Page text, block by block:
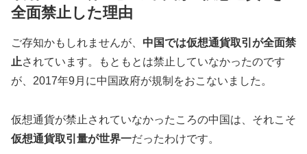
全面禁止した理由
ご存知かもしれませんが、 中国では仮想通貨取引が全面禁
止されています。もともとは禁止していなかったのです
が、2017年9月に中国政府が規制をおこないました。
仮想通貨が禁止されていなかったころの中国は、それこそ
仮想通貨取引量が世界一だったわけです。